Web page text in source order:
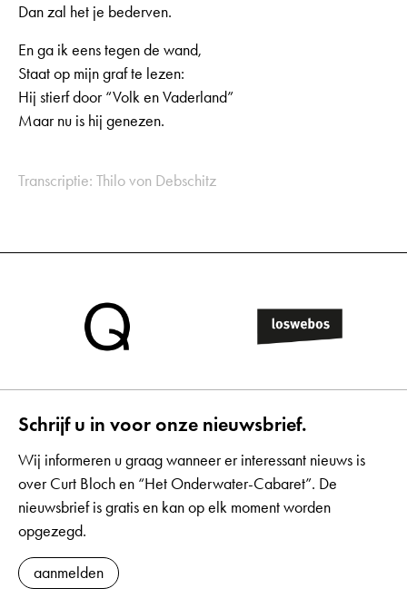
Dan zal het je bederven.
En ga ik eens tegen de wand,
Staat op mijn graf te lezen:
Hij stierf door “Volk en Vaderland”
Maar nu is hij genezen.
Transcriptie: Thilo von Debschitz
Schrijf u in voor onze nieuwsbrief.
Wij informeren u graag wanneer er interessant nieuws is
over Curt Bloch en “Het Onderwater-Cabaret”. De
nieuwsbrief is gratis en kan op elk moment worden
opgezegd.
aanmelden